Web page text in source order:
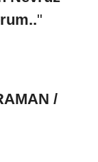
"
/